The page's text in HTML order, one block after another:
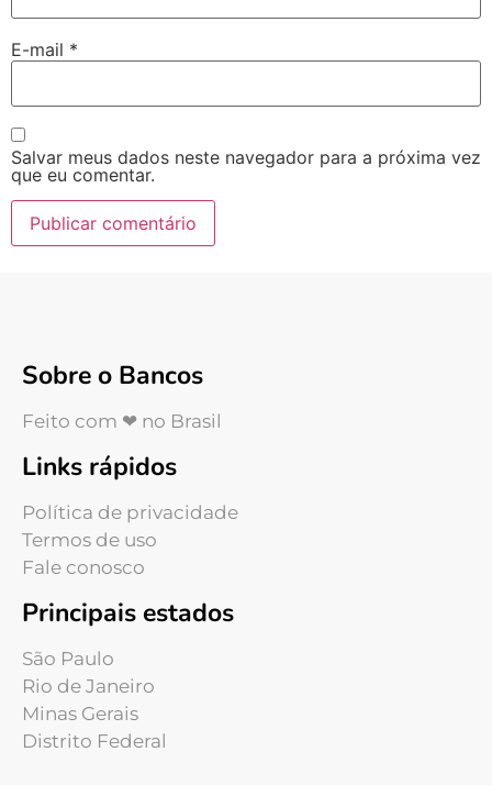
E-mail *
Salvar meus dados neste navegador para a próxima vez
que eu comentar.
Sobre o Bancos
Feito com ❤ no Brasil
Links rápidos
Política de privacidade
Termos de uso
Fale conosco
Principais estados
São Paulo
Rio de Janeiro
Minas Gerais
Distrito Federal